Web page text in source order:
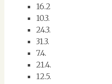
16.2
10.3.
24.3.
31.3.
7.4.
21.4.
12.5.